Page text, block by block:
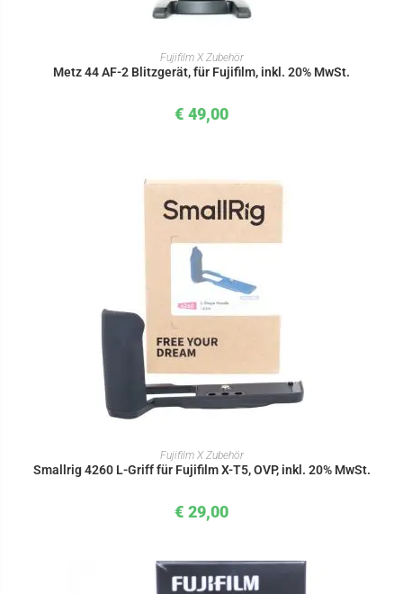
IN DEN WARENKORB
Fujifilm X Zubehör
Metz 44 AF-2 Blitzgerät, für Fujifilm, inkl. 20% MwSt.
€ 49,00
IN DEN WARENKORB
Fujifilm X Zubehör
Smallrig 4260 L-Griff für Fujifilm X-T5, OVP, inkl. 20% MwSt.
€ 29,00